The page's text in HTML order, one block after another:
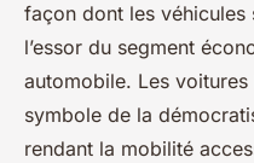
façon dont les
l’essor du segment
automobile. Les
symbole de la
rendant la mobilité